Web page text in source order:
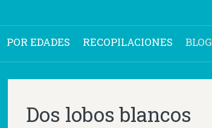
POR EDADES RECOPILACIONES BLOG
Dos lobos blancos